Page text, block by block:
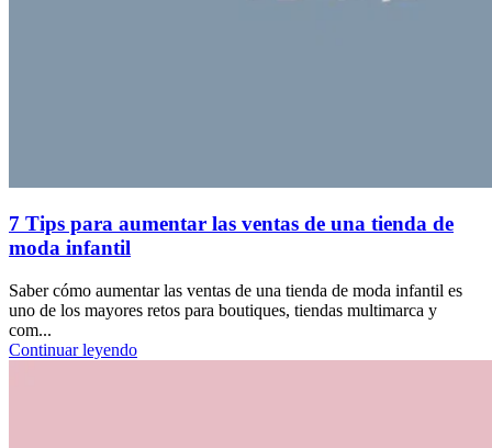
7 Tips para aumentar las ventas de una tienda de
moda infantil
Saber cómo aumentar las ventas de una tienda de moda infantil es
uno de los mayores retos para boutiques, tiendas multimarca y
com...
Continuar leyendo